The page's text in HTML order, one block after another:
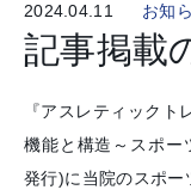
2024.04.11 お知
記事掲載
『アスレティック
機能と構造～スポー
発行)に当院のスポー